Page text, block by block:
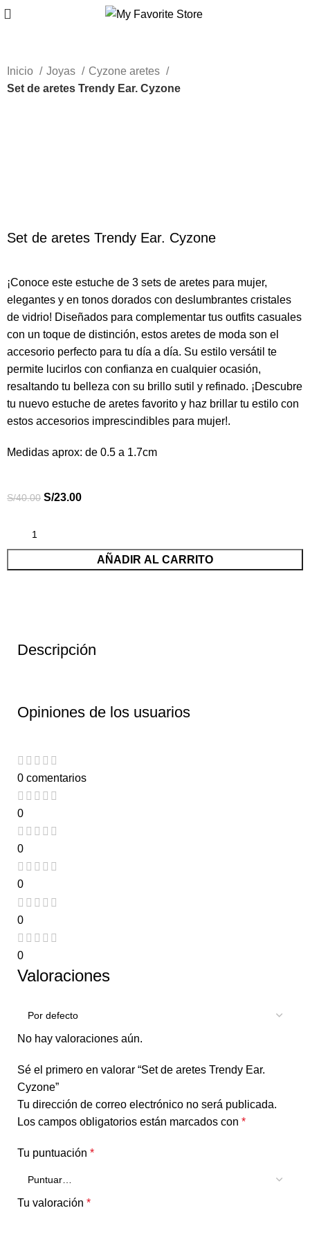
Inicio Joyas
Cyzone aretes
Set de aretes Trendy Ear. Cyzone
Set de aretes Trendy Ear. Cyzone
¡Conoce este estuche de 3 sets de aretes para mujer,
elegantes y en tonos dorados con deslumbrantes cristales
de vidrio! Diseñados para complementar tus outfits casuales
con un toque de distinción, estos aretes de moda son el
accesorio perfecto para tu día a día. Su estilo versátil te
permite lucirlos con confianza en cualquier ocasión,
resaltando tu belleza con su brillo sutil y refinado. ¡Descubre
tu nuevo estuche de aretes favorito y haz brillar tu estilo con
estos accesorios imprescindibles para mujer!.
Medidas aprox: de 0.5 a 1.7cm
S/40.00 S/23.00
AÑADIR AL CARRITO
Descripción
Opiniones de los usuarios
0 comentarios
0
0
0
0
0
Valoraciones
No hay valoraciones aún.
Sé el primero en valorar “Set de aretes Trendy Ear.
Cyzone”
Tu dirección de correo electrónico no será publicada.
Los campos obligatorios están marcados con *
Tu puntuación *
Tu valoración *